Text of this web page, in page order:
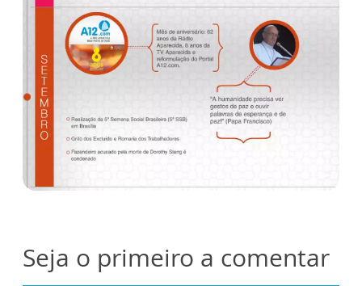
Seja o primeiro a comentar